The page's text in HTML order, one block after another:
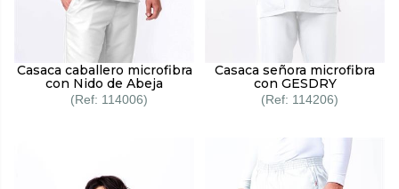
Casaca caballero microfibra
con Nido de Abeja
114006
Casaca señora microfibra
con GESDRY
114206